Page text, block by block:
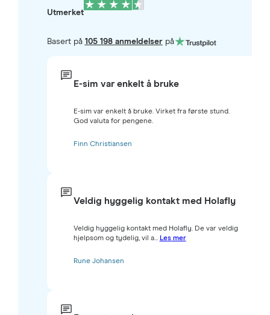
Utmerket
Basert på 105 198 anmeldelserpå
E-sim var enkelt å bruke
E-sim var enkelt å bruke. Virket fra første stund.
God valuta for pengene.
Finn Christiansen
Veldig hyggelig kontakt med Holafly
Veldig hyggelig kontakt med Holafly. De var veldig
hjelpsom og tydelig, vil a... Les mer
Rune Johansen